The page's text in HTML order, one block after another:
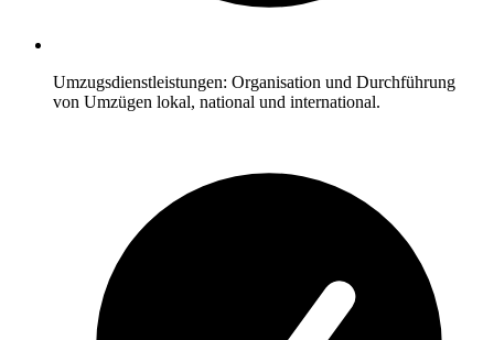
Umzugsdienstleistungen: Organisation und Durchführung
von Umzügen lokal, national und international.